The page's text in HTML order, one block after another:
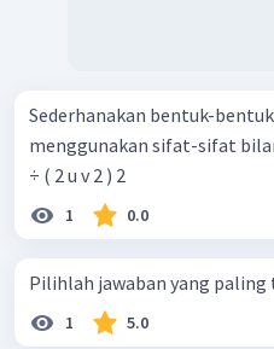
Sederhanakan bentuk-
menggunakan sifat-sifat bilangan
÷ ( 2 u v 2 ) 2
1 0.0
1 5.0